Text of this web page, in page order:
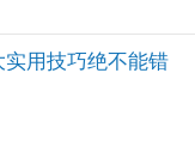
用技巧绝不能错